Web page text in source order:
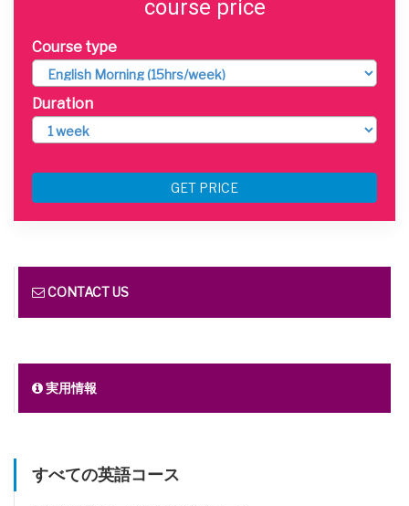
course price
Course type
Duration
GET PRICE
CONTACT US
実用情報
すべての英語コース